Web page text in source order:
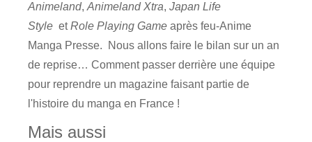
Animeland, Animeland Xtra, Japan Life
Style etRole Playing Game après feu-Anime
Manga Presse. Nous allons faire le bilan sur un an
de reprise… Comment passer derrière une équipe
pour reprendre un magazine faisant partie de
l'histoire du manga en France !
Mais aussi